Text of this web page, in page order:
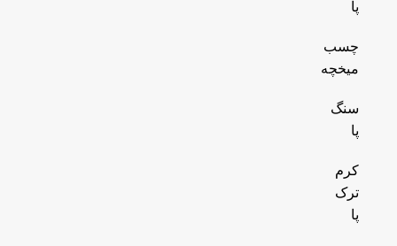
پا
چسب
میخچه
سنگ
پا
کرم
ترک
پا